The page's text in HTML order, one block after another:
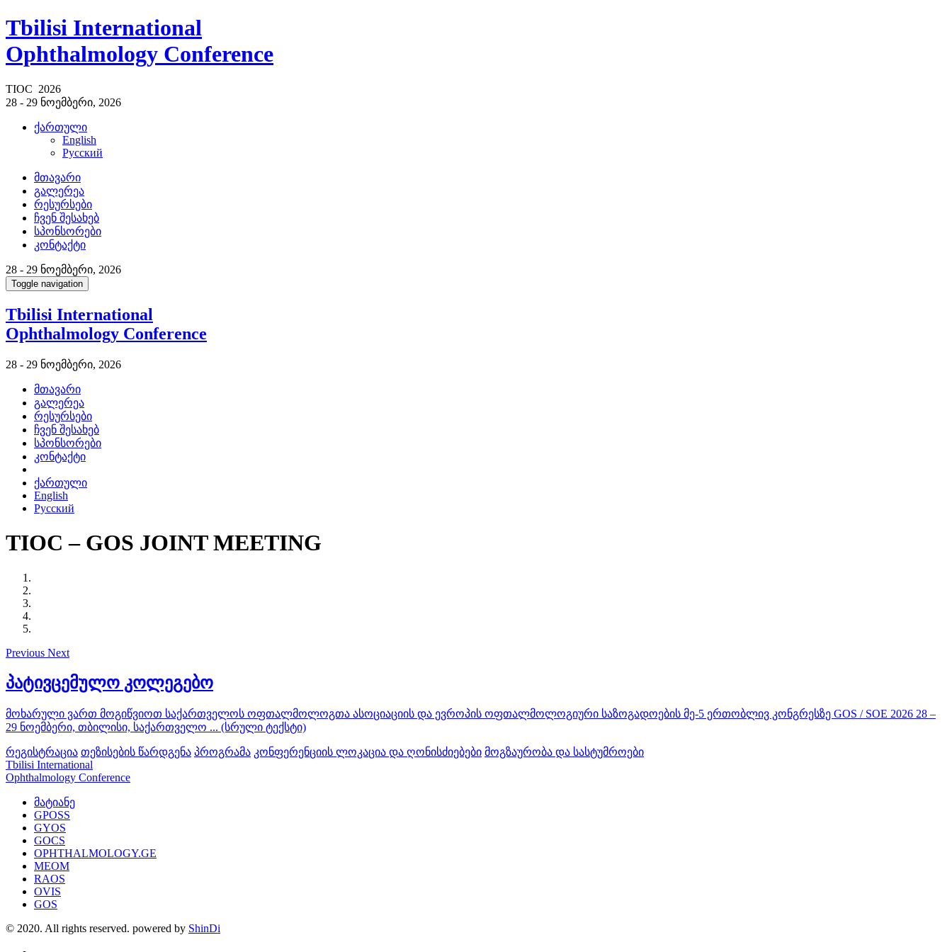
Tbilisi International
Ophthalmology Conference
TIOC 2026
28 - 29 ნოემბერი, 2026
ქართული
English
Русский
მთავარი
გალერეა
რესურსები
ჩვენ შესახებ
სპონსორები
კონტაქტი
28 - 29 ნოემბერი, 2026
Toggle navigation
Tbilisi International
Ophthalmology Conference
28 - 29 ნოემბერი, 2026
მთავარი
გალერეა
რესურსები
ჩვენ შესახებ
სპონსორები
კონტაქტი
ქართული
English
Русский
TIOC – GOS JOINT MEETING
Previous Next
პატივცემულო კოლეგებო
მოხარული ვართ მოგიწვიოთ საქართველოს ოფთალმოლოგთა ასოციაციის და ევროპის ოფთალმოლოგიური საზოგადოების მე-5 ერთობლივ კონგრესზე GOS / SOE 2026 28 –
29 ნოემბერი, თბილისი, საქართველო ... (სრული ტექსტი)
რეგისტრაცია თეზისების წარდგენა პროგრამა კონფერენციის ლოკაცია და ღონისძიებები მოგზაურობა და სასტუმროები
Tbilisi International
Ophthalmology Conference
მატიანე
GPOSS
GYOS
GOCS
OPHTHALMOLOGY.GE
MEOM
RAOS
OVIS
GOS
© 2020. All rights reserved. powered by ShinDi